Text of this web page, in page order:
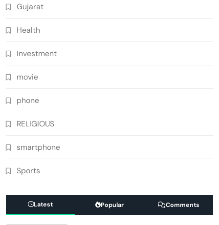
Gujarat
Health
Investment
movie
phone
RELIGIOUS
smartphone
Sports
Latest Popular Comments